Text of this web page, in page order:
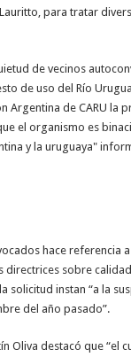
para tratar
de vecinos
de uso del Río
Argentina de CARU la
el organismo es
y la uruguaya"
hace referencia
directrices sobre
solicitud instan “a la
del año pasado”.
Oliva destacó que “el